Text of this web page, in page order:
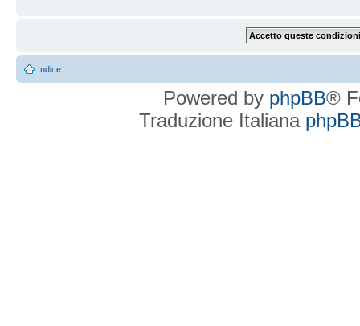
Indice
Powered by phpBB®
Traduzione Italiana